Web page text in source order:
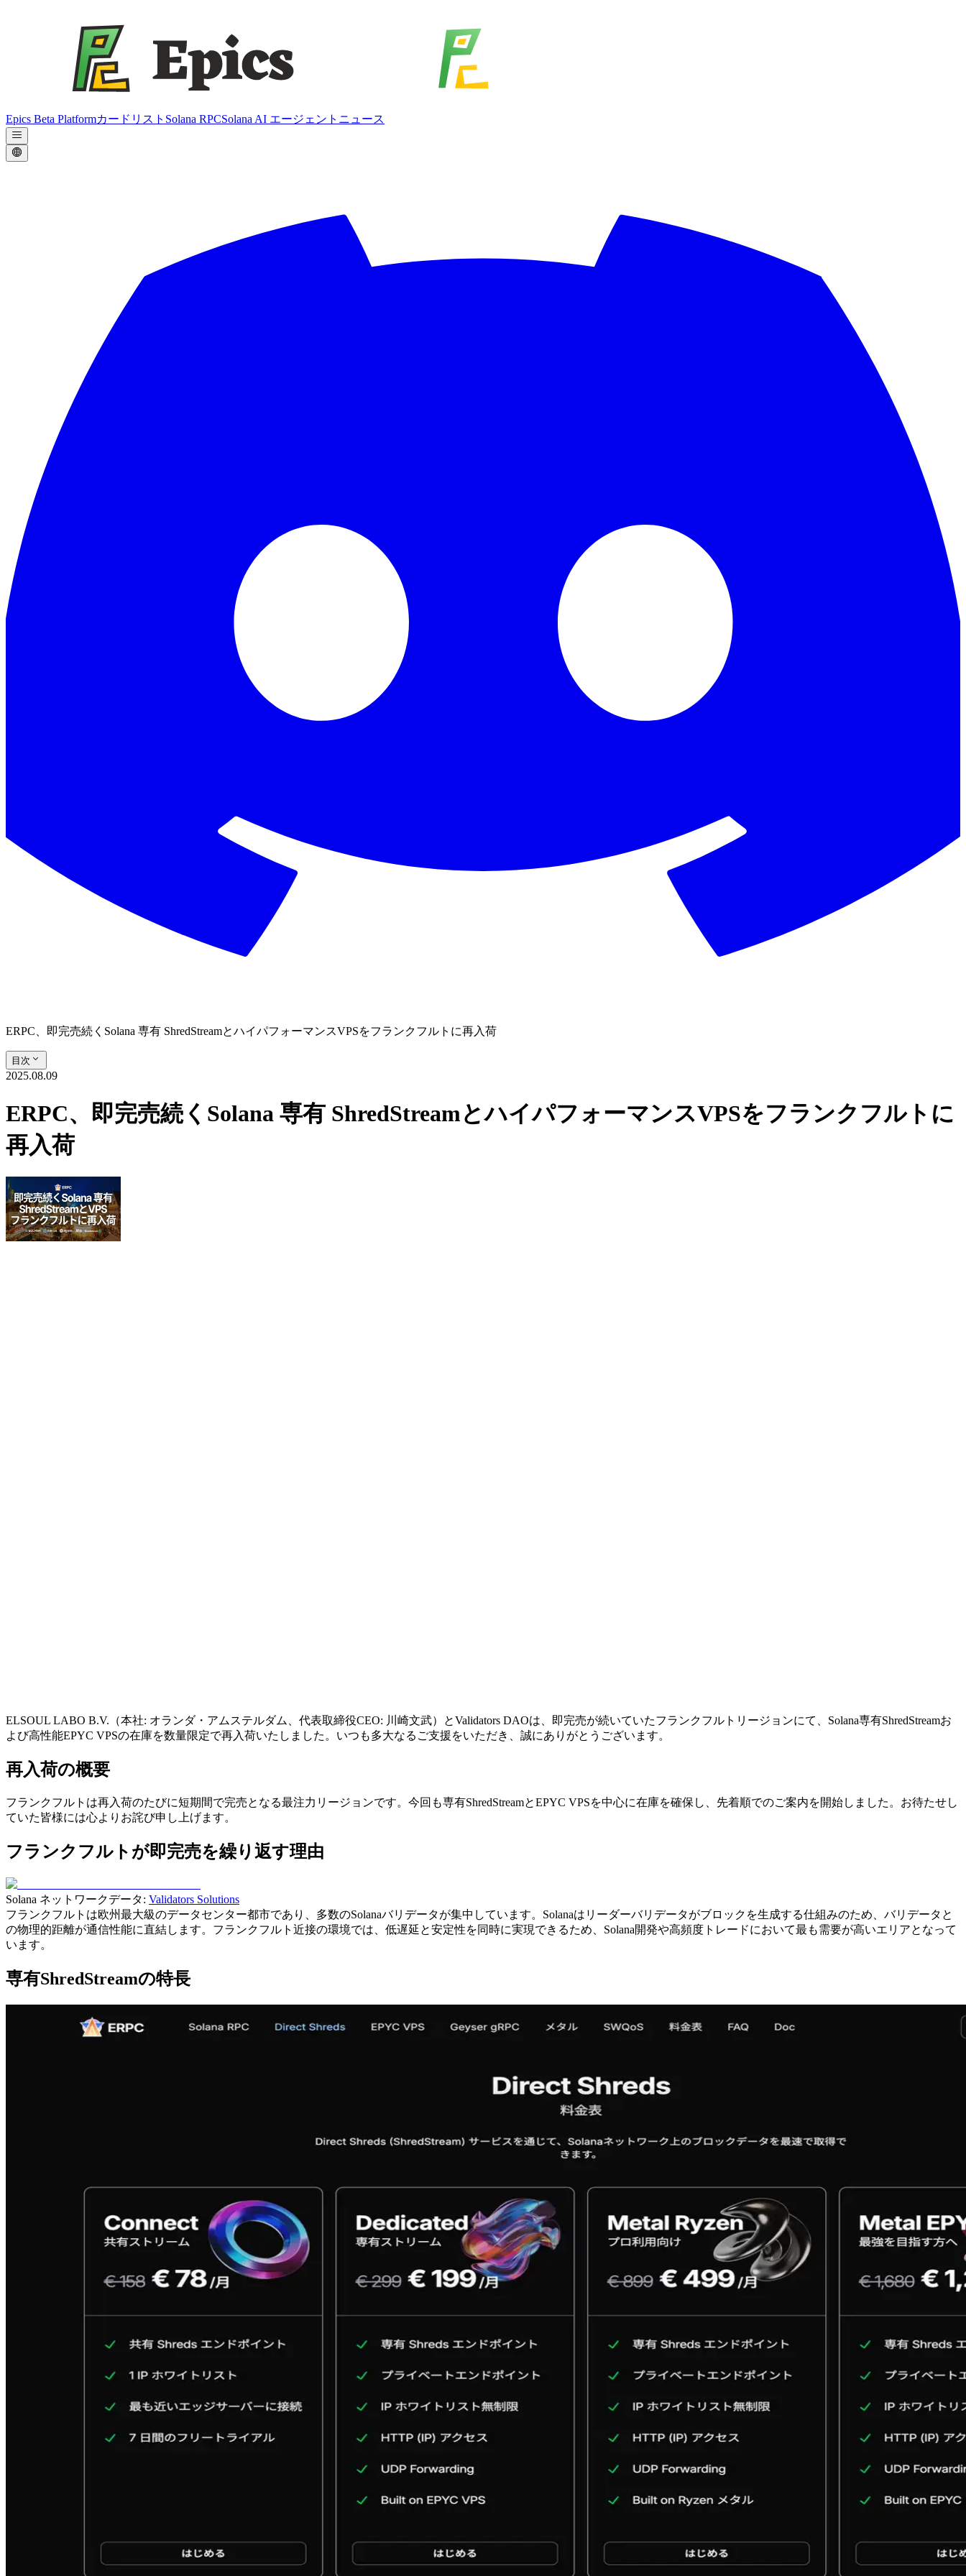
Epics Beta Platformカードリスト Solana RPCSolana AI エージェント ニュース
ERPC、即完売続くSolana 専有 ShredStreamとハイパフォーマンスVPSをフランクフルトに再入荷
目次
2025.08.09
ERPC、即完売続くSolana 専有 ShredStreamとハイパフォーマンスVPSをフランクフルトに
再入荷
ELSOUL LABO B.V.（本社: オランダ・アムステルダム、代表取締役CEO: 川崎文武）とValidators DAOは、即完売が続いていたフランクフルトリージョンにて、Solana専有ShredStreamお
よび高性能EPYC VPSの在庫を数量限定で再入荷いたしました。いつも多大なるご支援をいただき、誠にありがとうございます。
再入荷の概要
フランクフルトは再入荷のたびに短期間で完売となる最注力リージョンです。今回も専有ShredStreamとEPYC VPSを中心に在庫を確保し、先着順でのご案内を開始しました。お待たせし
ていた皆様には心よりお詫び申し上げます。
フランクフルトが即完売を繰り返す理由
Solana ネットワークデータ: Validators Solutions
フランクフルトは欧州最大級のデータセンター都市であり、多数のSolanaバリデータが集中しています。Solanaはリーダーバリデータがブロックを生成する仕組みのため、バリデータと
の物理的距離が通信性能に直結します。フランクフルト近接の環境では、低遅延と安定性を同時に実現できるため、Solana開発や高頻度トレードにおいて最も需要が高いエリアとなって
います。
専有ShredStreamの特長